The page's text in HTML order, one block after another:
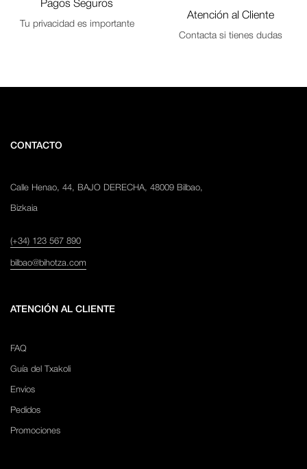
Pagos Seguros
Tu privacidad es importante
Atención al Cliente
Contacta si tienes dudas
CONTACTO
Calle Henao, 44, BAJO DERECHA, 48009 Bilbao,
Bizkaia
(+34) 123 567 890
bilbao@bihotza.com
ATENCIÓN AL CLIENTE
FAQ
Guía del Txakoli
Envios
Pedidos
Promociones